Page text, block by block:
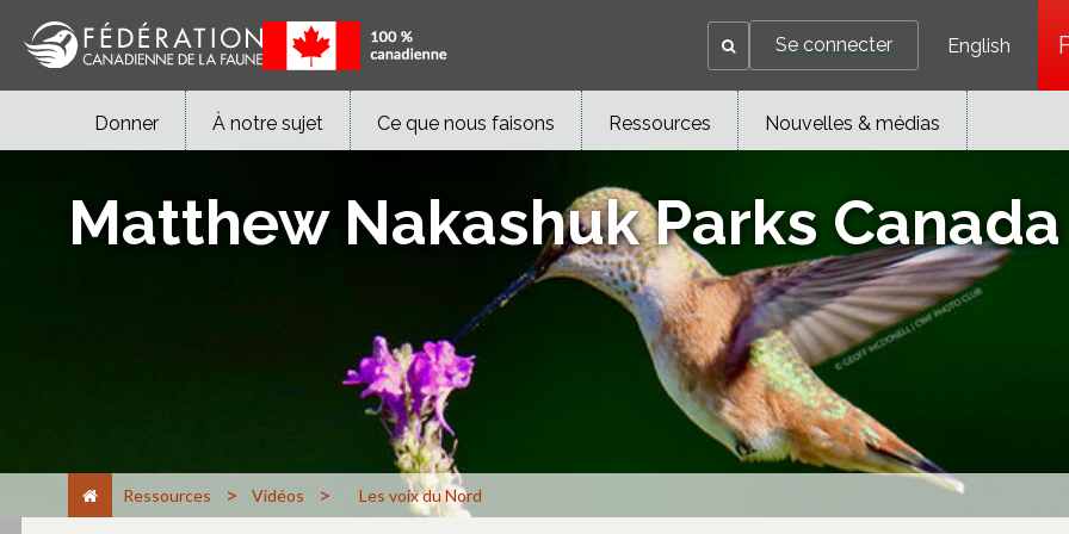
Se connecter English
Donner À notre sujet Ce que nous faisons Ressources Nouvelles & médias
Matthew Nakashuk Parks Canada
Ressources > Vidéos > Les voix du Nord